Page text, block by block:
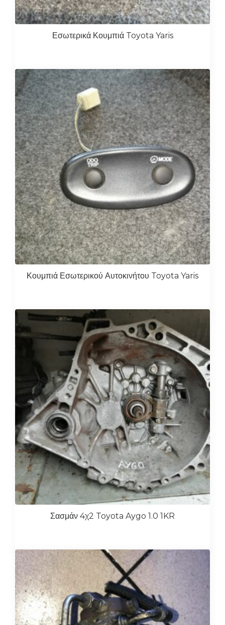
Εσωτερικά Κουμπιά Toyota Yaris
Κουμπιά Εσωτερικού Αυτοκινήτου Toyota Yaris
Σασμάν 4χ2 Toyota Aygo 1.0 1KR